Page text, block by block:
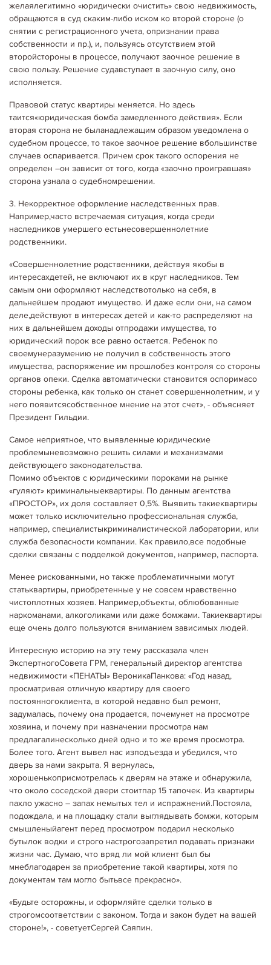
желаялегитимно «юридически очистить» свою недвижимость,
обращаются в суд скаким-либо иском ко второй стороне (о
снятии с регистрационного учета, опризнании права
собственности и пр.), и, пользуясь отсутствием этой
второйстороны в процессе, получают заочное решение в
свою пользу. Решение судавступает в заочную силу, оно
исполняется.
Правовой статус квартиры меняется. Но здесь
таится«юридическая бомба замедленного действия». Если
вторая сторона не быланадлежащим образом уведомлена о
судебном процессе, то такое заочное решение вбольшинстве
случаев оспаривается. Причем срок такого оспорения не
определен –он зависит от того, когда «заочно проигравшая»
сторона узнала о судебномрешении.
3. Некорректное оформление наследственных прав.
Например,часто встречаемая ситуация, когда среди
наследников умершего естьнесовершеннолетние
родственники.
«Совершеннолетние родственники, действуя якобы в
интересахдетей, не включают их в круг наследников. Тем
самым они оформляют наследствотолько на себя, в
дальнейшем продают имущество. И даже если они, на самом
деле,действуют в интересах детей и как-то распределяют на
них в дальнейшем доходы отпродажи имущества, то
юридический порок все равно остается. Ребенок по
своемунеразумению не получил в собственность этого
имущества, распоряжение им прошлобез контроля со стороны
органов опеки. Сделка автоматически становится оспоримасо
стороны ребенка, как только он станет совершеннолетним, и у
него появитсясобственное мнение на этот счет», - объясняет
Президент Гильдии.
Самое неприятное, что выявленные юридические
проблемыневозможно решить силами и механизмами
действующего законодательства.
Помимо объектов с юридическими пороками на рынке
«гуляют» криминальныеквартиры. По данным агентства
«ПРОСТОР», их доля составляет 0,5%. Выявить такиеквартиры
может только исключительно профессиональная служба,
например, специалистыкриминалистической лаборатории, или
служба безопасности компании. Как правило,все подобные
сделки связаны с подделкой документов, например, паспорта.
Менее рискованными, но также проблематичными могут
статьквартиры, приобретенные у не совсем нравственно
чистоплотных хозяев. Например,объекты, облюбованные
наркоманами, алкоголиками или даже бомжами. Такиеквартиры
еще очень долго пользуются вниманием зависимых людей.
Интересную историю на эту тему рассказала член
ЭкспертногоСовета ГРМ, генеральный директор агентства
недвижимости «ПЕНАТЫ» ВероникаПанкова: «Год назад,
просматривая отличную квартиру для своего
постоянногоклиента, в которой недавно был ремонт,
задумалась, почему она продается, почемунет на просмотре
хозяина, и почему при назначении просмотра нам
предлагалинесколько дней одно и то же время просмотра.
Более того. Агент вывел нас изподъезда и убедился, что
дверь за нами закрыта. Я вернулась,
хорошенькоприсмотрелась к дверям на этаже и обнаружила,
что около соседской двери стоитпар 15 тапочек. Из квартиры
пахло ужасно – запах немытых тел и испражнений.Постояла,
подождала, и на площадку стали выглядывать бомжи, которым
смышленыйагент перед просмотром подарил несколько
бутылок водки и строго настрогозапретил подавать признаки
жизни час. Думаю, что вряд ли мой клиент был бы
мнеблагодарен за приобретение такой квартиры, хотя по
документам там могло бытьвсе прекрасно».
«Будьте осторожны, и оформляйте сделки только в
строгомсоответствии с законом. Тогда и закон будет на вашей
стороне!», - советуетСергей Саяпин.
20.04.2020
УЖЕСТОЧАЮТ НАКАЗАНИЕ ЗА САМОЗАХВАТ ЖИЛЬЯ
Захват пустующей недвижимости с целью последующего проживания
признаны уголовным преступлением. Проблема самозахвата жилья
стала настолько актуальной, что правительство Англии и Уэльса
вынуждено было на это обратить внимание.…
Детальніше...
20.04.2020 Кримінал
"ЧЕРНЫЙ СПИСОК" НЕДОБРОСОВЕСТНЫХ ЗАСТРОЙЩИКОВ
Конфедерация строителей Украины создала «черный список»
недобросовестных застройщиков. Перечень фирм входящих в него,
после его окончательного утверждения, будет предоставлен
Детальніше...